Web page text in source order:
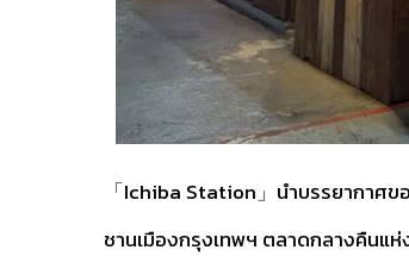
「Ichiba Station」นำบรรยากาศ
ชานเมืองกรุงเทพฯ ตลาดกลางคืนแ